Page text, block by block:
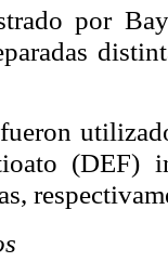
por
(DEF)